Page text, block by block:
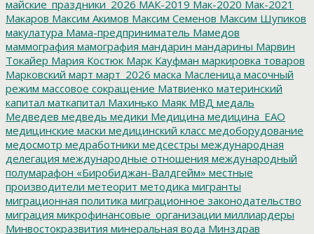
майские_праздники_2026 МАК-2019 Мак-2020 Мак-2021
Макаров Максим Акимов Максим Семенов Максим Шупиков
макулатура Мама-предприниматель Мамедов
маммография мамография мандарин мандарины Марвин
Токайер Мария Костюк Марк Кауфман маркировка товаров
Марковский март март_2026 маска Масленица масочный
режим массовое сокращение Матвиенко материнский
капитал маткапитал Махинько Маяк МВД медаль
Медведев медведь медики Медицина медицина_ЕАО
медицинские маски медицинский класс медоборудование
медосмотр медработники медсестры международная
делегация международные отношения международный
полумарафон «Биробиджан-Валдгейм» местные
производители метеорит методика мигранты
миграционная политика миграционное законодательство
миграция микрофинансовые_организации миллиардеры
Минвостокразвития минеральная вода Минздрав